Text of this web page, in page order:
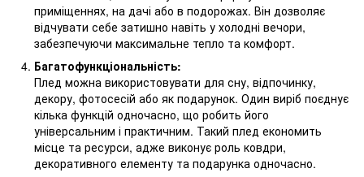
приміщеннях, на дачі або в подорожах. Він дозволяє
відчувати себе затишно навіть у холодні вечори,
забезпечуючи максимальне тепло та комфорт.
Багатофункціональність:
Плед можна використовувати для сну, відпочинку,
декору, фотосесій або як подарунок. Один виріб поєднує
кілька функцій одночасно, що робить його
універсальним і практичним. Такий плед економить
місце та ресурси, адже виконує роль ковдри,
декоративного елементу та подарунка одночасно.